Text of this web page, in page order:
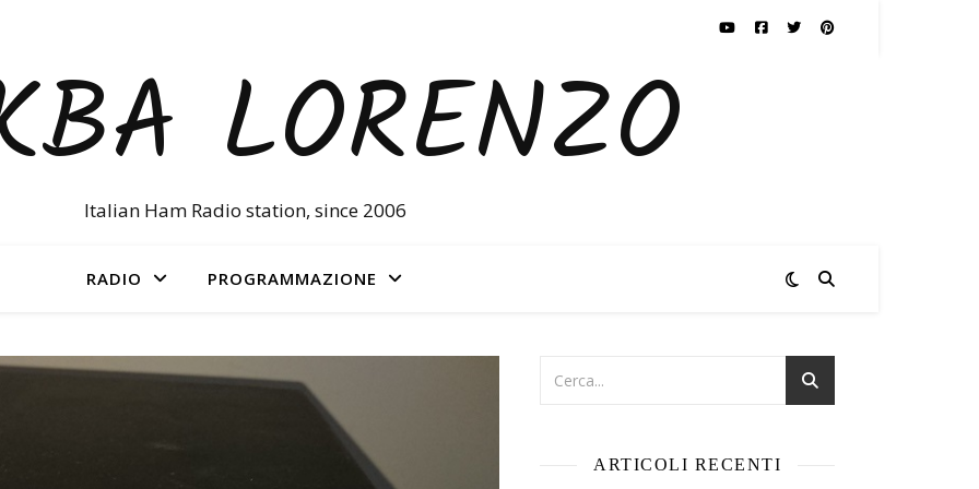
LORENZO
Italian Ham Radio station, since 2006
RADIO PROGRAMMAZIONE
ARTICOLI RECENTI